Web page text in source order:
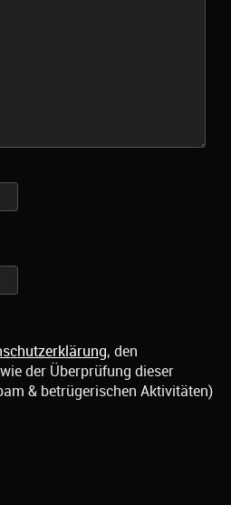
, den
der Überprüfung dieser
& betrügerischen Aktivitäten)